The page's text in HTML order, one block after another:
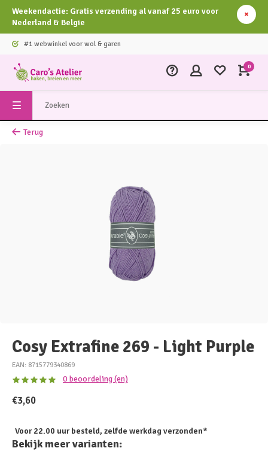
Weekendactie: Gratis verzending al vanaf 25 euro voor
Nederland & Belgie
#1 webwinkel voor wol & garen
0
Terug
Cosy Extrafine 269 - Light Purple
EAN: 8715779340869
0 beoordeling (en)
€3,60
Voor 22.00 uur besteld, zelfde werkdag verzonden*
Bekijk meer varianten: